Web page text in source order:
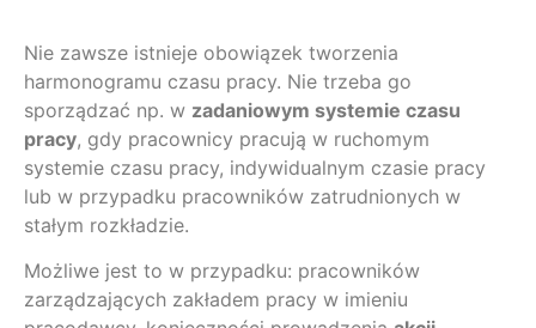
Nie zawsze istnieje obowiązek tworzenia
harmonogramu czasu pracy. Nie trzeba go
sporządzać np. w zadaniowym systemie czasu
pracy, gdy pracownicy pracują w ruchomym
systemie czasu pracy, indywidualnym czasie pracy
lub w przypadku pracowników zatrudnionych w
stałym rozkładzie.
Możliwe jest to w przypadku: pracowników
zarządzających zakładem pracy w imieniu